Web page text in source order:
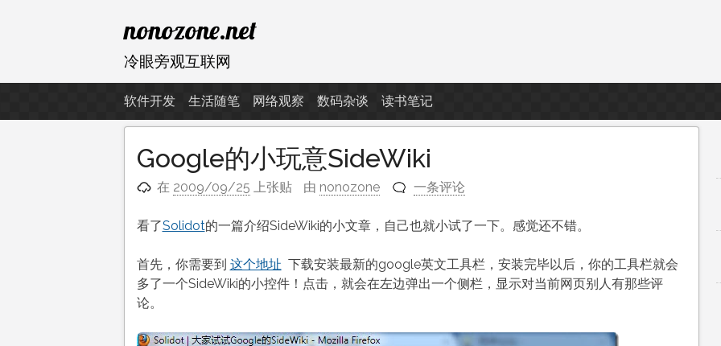
至
内
nonozone.net
冷眼旁观互联网
软件开发 生活随笔 网络观察 数码杂谈 读书笔记
Google的小玩意SideWiki
在 2009/09/25 上张贴 由 nonozone 一条评论
看了Solidot的一篇介绍SideWiki的小文章，自己也就小试了一下。感觉还不错。
首先，你需要到 这个地址 下载安装最新的google英文工具栏，安装完毕以后，你的工具栏就会
多了一个SideWiki的小控件！点击，就会在左边弹出一个侧栏，显示对当前网页别人有那些评
论。